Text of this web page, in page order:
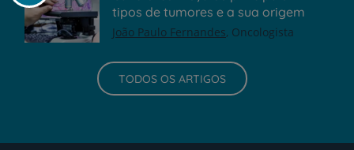
tipos de tumores e a sua origem
João Paulo Fernandes Oncologista
TODOS OS ARTIGOS